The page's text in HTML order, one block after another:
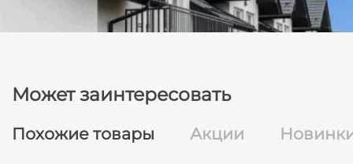
Может заинтересовать
Похожие товары Акции